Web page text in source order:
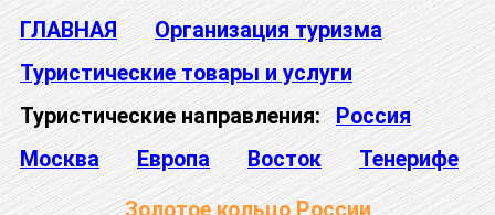
ГЛАВНАЯ
Организация туризма
Туристические товары и услуги
Туристические направления:
Россия
Москва
Европа Восток Тенерифе